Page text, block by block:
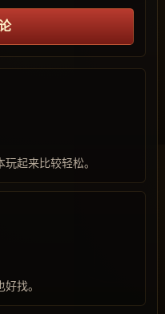
起来比较轻松。
找。